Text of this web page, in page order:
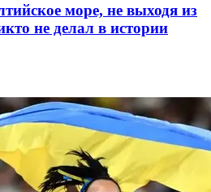
море, не выходя из
не делал в истории